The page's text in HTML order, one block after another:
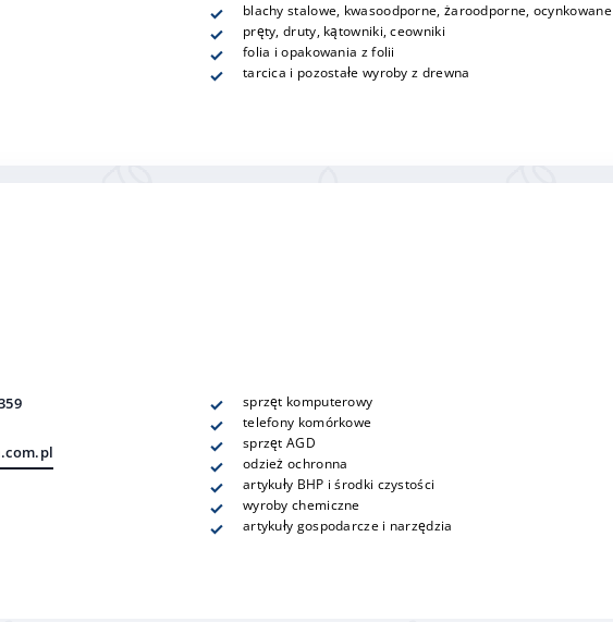
blachy stalowe, kwasoodporne, żaroodporne, ocynkowane
pręty, druty, kątowniki, ceowniki
folia i opakowania z folii
tarcica i pozostałe wyroby z drewna
sprzęt komputerowy
telefony komórkowe
sprzęt AGD
odzież ochronna
artykuły BHP i środki czystości
wyroby chemiczne
artykuły gospodarcze i narzędzia